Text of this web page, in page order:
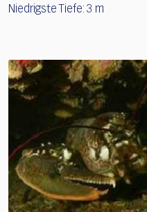
Niedrigste Tiefe: 3 m